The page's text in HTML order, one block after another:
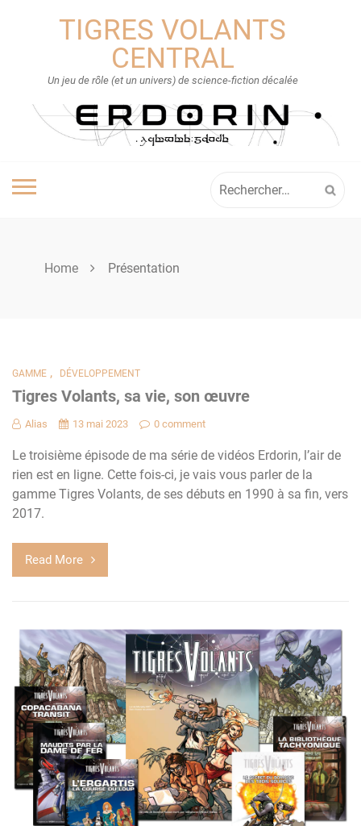
TIGRES VOLANTS
CENTRAL
Un jeu de rôle (et un univers) de science-fiction décalée
Home Présentation
GAMME , DÉVELOPPEMENT
Tigres Volants, sa vie, son œuvre
Alias 13 mai 2023 0 comment
Le troisième épisode de ma série de vidéos Erdorin, l’air de
rien est en ligne. Cette fois-ci, je vais vous parler de la
gamme Tigres Volants, de ses débuts en 1990 à sa fin, vers
2017.
Read More